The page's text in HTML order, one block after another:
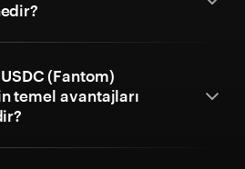
(Fantom)
temel avantajları